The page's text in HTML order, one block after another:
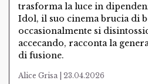
trasforma la luce in
Idol, il suo cinema brucia di
occasionalmente si
accecando, racconta la
di fusione.
Alice Grisa | 23.04.2026